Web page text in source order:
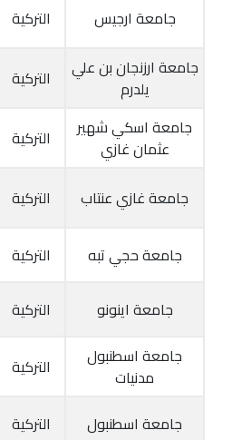
جامعة ارجيس التركية
جامعة ارزنجان بن علي
يلدرم
التركية
جامعة اسكي شهير
عثمان غازي
التركية
جامعة غازي عنتاب التركية
جامعة حجي تبه التركية
جامعة اينونو
التركية
جامعة اسطنبول
مدنيات
التركية
جامعة اسطنبول التركية